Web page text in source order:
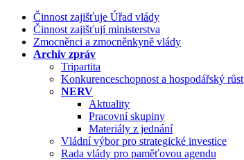
Činnost zajišťuje Úřad vlády
Činnost zajišťují ministerstva
Zmocněnci a zmocněnkyně vlády
Archiv zpráv
Tripartita
Konkurenceschopnost a hospodářský růst
NERV
Aktuality
Pracovní skupiny
Materiály z jednání
Vládní výbor pro strategické investice
Rada vlády pro paměťovou agendu